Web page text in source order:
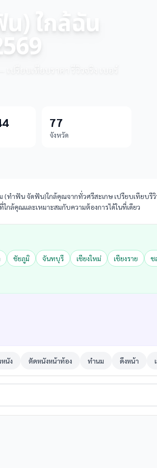
) ใกล้ฉัน
รียบเทียบราคา รีวิวจริง เบอร์
77
จังหวัด
ำฟัน จัดฟัน)ใกล้คุณจากทั่วศรีสะเกษ เปรียบเทียบรีวิ
ล้คุณและเหมาะสมกับความต้องการได้ในที่เดียว
ชัยภูมิ จันทบุรี เชียงใหม่ เชียงราย ช
นัง ตัดหนังหน้าท้อง ทำนม ดึงหน้า